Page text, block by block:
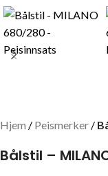
Hjem Peismerker
Bålstil –